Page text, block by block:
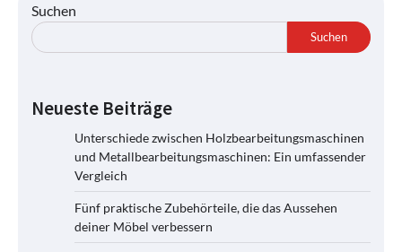
Suchen
Suchen
Neueste Beiträge
Unterschiede zwischen Holzbearbeitungsmaschinen
und Metallbearbeitungsmaschinen: Ein umfassender
Vergleich
Fünf praktische Zubehörteile, die das Aussehen
deiner Möbel verbessern